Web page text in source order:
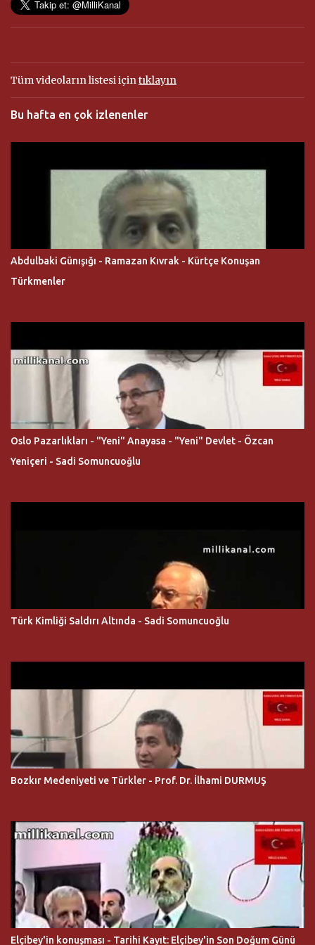
Tüm videoların listesi içintıklayın
Bu hafta en çok izlenenler
Abdulbaki Günışığı - Ramazan Kıvrak - Kürtçe Konuşan
Türkmenler
Oslo Pazarlıkları - "Yeni" Anayasa - "Yeni" Devlet - Özcan
Yeniçeri - Sadi Somuncuoğlu
Türk Kimliği Saldırı Altında - Sadi Somuncuoğlu
Bozkır Medeniyeti ve Türkler - Prof. Dr. İlhami DURMUŞ
Elçibey'in konuşması - Tarihi Kayıt: Elçibey'in Son Doğum Günü